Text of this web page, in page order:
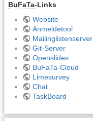
BuFaTa-Links
Website
Anmeldetool
Mailinglistenserver
Git-Server
Openslides
BuFaTa-Cloud
Limesurvey
Chat
TaskBoard